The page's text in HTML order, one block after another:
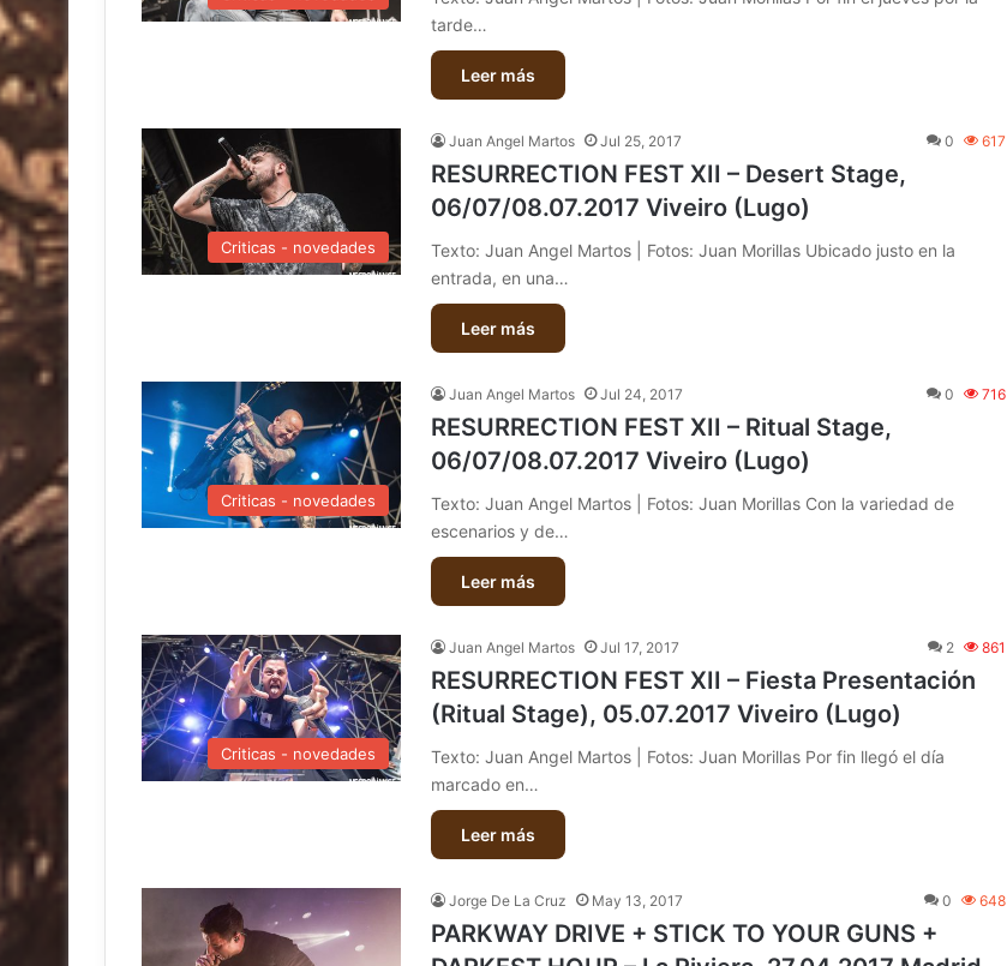
tarde…
Leer más
Criticas - novedades
Juan Angel Martos Jul 25, 2017 0 617
RESURRECTION FEST XII – Desert Stage,
06/07/08.07.2017 Viveiro (Lugo)
Texto: Juan Angel Martos | Fotos: Juan Morillas Ubicado justo en la
entrada, en una…
Leer más
Criticas - novedades
Juan Angel Martos Jul 24, 2017 0 716
RESURRECTION FEST XII – Ritual Stage,
06/07/08.07.2017 Viveiro (Lugo)
Texto: Juan Angel Martos | Fotos: Juan Morillas Con la variedad de
escenarios y de…
Leer más
Criticas - novedades
Juan Angel Martos Jul 17, 2017 2 861
RESURRECTION FEST XII – Fiesta Presentación
(Ritual Stage), 05.07.2017 Viveiro (Lugo)
Texto: Juan Angel Martos | Fotos: Juan Morillas Por fin llegó el día
marcado en…
Leer más
Jorge De La Cruz May 13, 2017 0 648
PARKWAY DRIVE + STICK TO YOUR GUNS +